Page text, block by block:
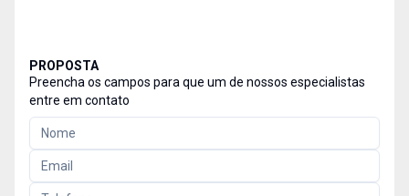
PROPOSTA
Preencha os campos para que um de nossos especialistas
entre em contato